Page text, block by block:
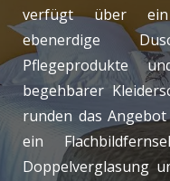
verfügt über ein
ebenerdige
Pflegeprodukte
begehbarer
runden das
ein
Doppelverglasung